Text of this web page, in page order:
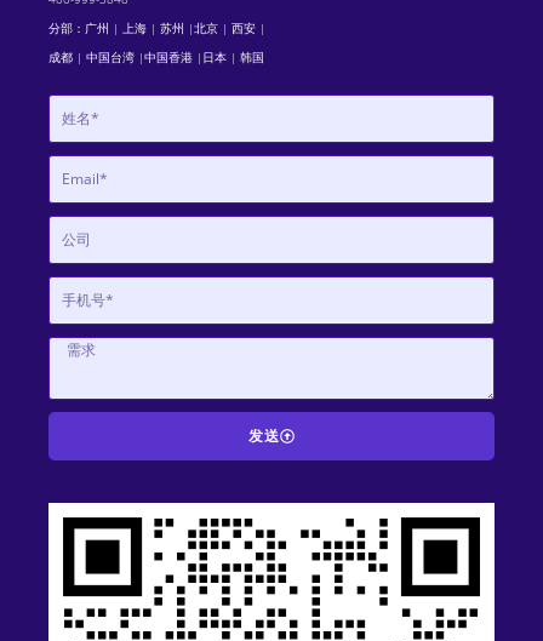
分部：广州 | 上海 | 苏州 |北京 | 西安 |
成都 | 中国台湾 |中国香港 |日本 | 韩国
发送